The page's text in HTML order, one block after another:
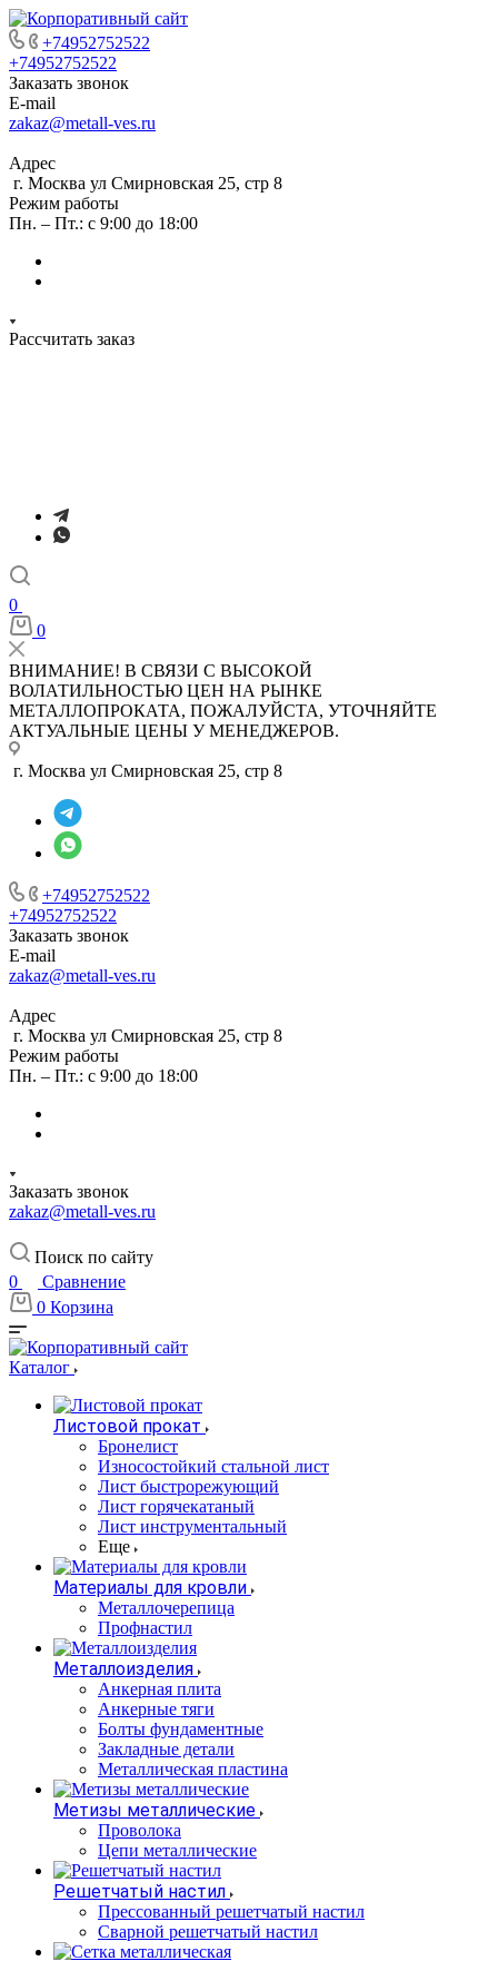
+74952752522
+74952752522
Заказать звонок
E-mail
zakaz@metall-ves.ru
Адрес
г. Москва ул Смирновская 25, стр 8
Режим работы
Пн. – Пт.: с 9:00 до 18:00
Рассчитать заказ
0
0
ВНИМАНИЕ! В СВЯЗИ С ВЫСОКОЙ
ВОЛАТИЛЬНОСТЬЮ ЦЕН НА РЫНКЕ
МЕТАЛЛОПРОКАТА, ПОЖАЛУЙСТА, УТОЧНЯЙТЕ
АКТУАЛЬНЫЕ ЦЕНЫ У МЕНЕДЖЕРОВ.
г. Москва ул Смирновская 25, стр 8
+74952752522
+74952752522
Заказать звонок
E-mail
zakaz@metall-ves.ru
Адрес
г. Москва ул Смирновская 25, стр 8
Режим работы
Пн. – Пт.: с 9:00 до 18:00
Заказать звонок
zakaz@metall-ves.ru
Поиск по сайту
0
Сравнение
0 Корзина
Каталог
Листовой прокат
Бронелист
Износостойкий стальной лист
Лист быстрорежующий
Лист горячекатаный
Лист инструментальный
Еще
Материалы для кровли
Металлочерепица
Профнастил
Металлоизделия
Анкерная плита
Анкерные тяги
Болты фундаментные
Закладные детали
Металлическая пластина
Метизы металлические
Проволока
Цепи металлические
Решетчатый настил
Прессованный решетчатый настил
Сварной решетчатый настил